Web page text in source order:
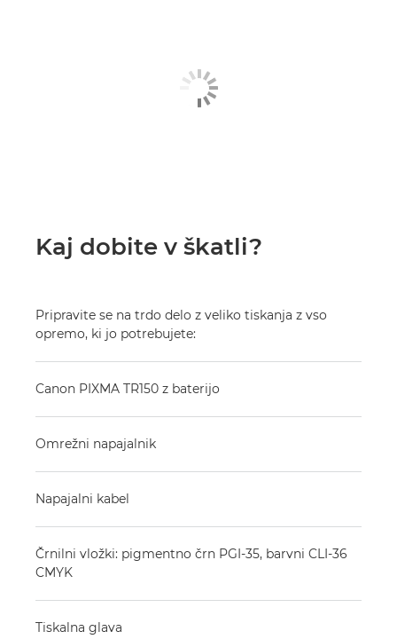
Kaj dobite v škatli?
Pripravite se na trdo delo z veliko tiskanja z vso
opremo, ki jo potrebujete:
Canon PIXMA TR150 z baterijo
Omrežni napajalnik
Napajalni kabel
Črnilni vložki: pigmentno črn PGI-35, barvni CLI-36
CMYK
Tiskalna glava